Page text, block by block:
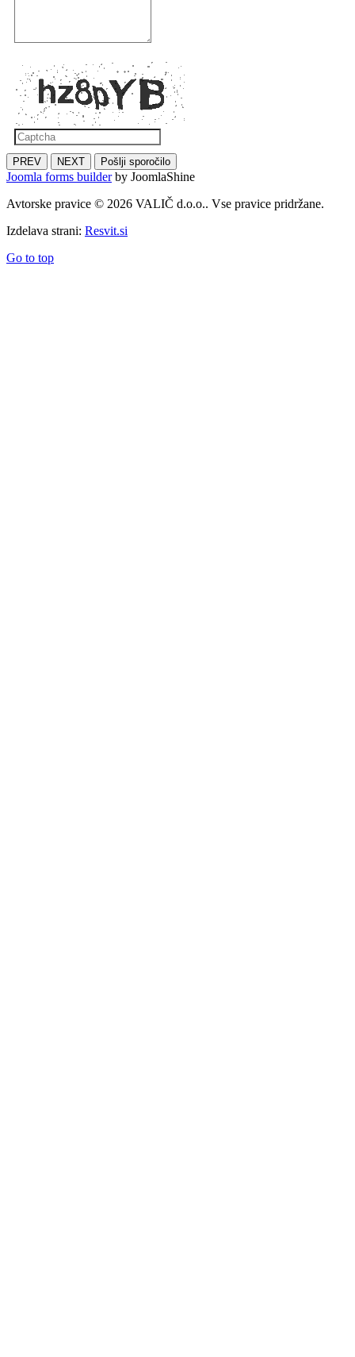
PREV NEXT Pošlji sporočilo
Joomla forms builderby JoomlaShine
Avtorske pravice © 2026 VALIČ d.o.o.. Vse pravice pridržane.
Izdelava strani: Resvit.si
Go to top